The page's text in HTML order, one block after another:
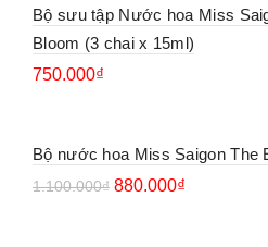
Bộ sưu tập Nước hoa Miss
Bloom (3 chai x 15ml)
750.000₫
Bộ nước hoa Miss Saigon The
1.100.000₫ 880.000₫